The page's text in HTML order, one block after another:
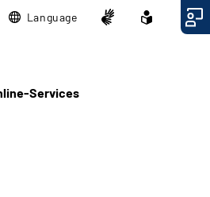
Language
Services